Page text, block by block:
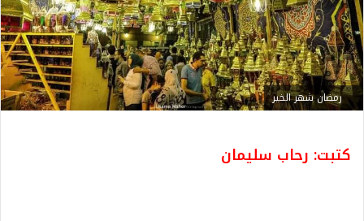
رمضان شهر الخير
كتبت: رحاب سليمان